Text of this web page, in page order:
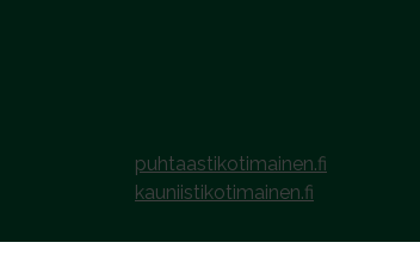
puhtaastikotimainen.fi
kauniistikotimainen.fi